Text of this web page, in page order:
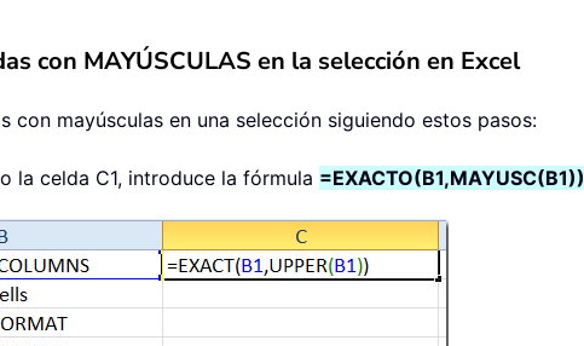
con MAYÚSCULAS en la selección en Excel
con mayúsculas en una selección siguiendo estos pasos:
la celda C1, introduce la fórmula =EXACTO(B1,MAYUSC(B1))